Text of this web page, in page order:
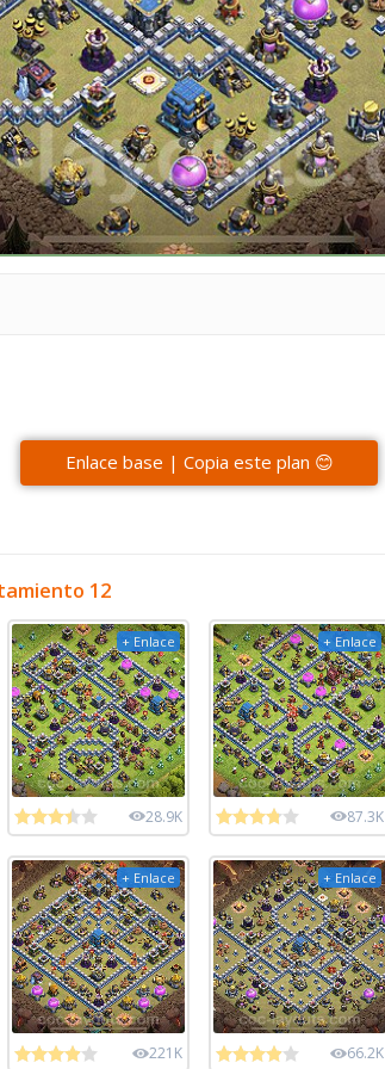
Enlace base | Copia este plan 😊
12
+ Enlace
28.9K
+ Enlace
87.3K
+ Enlace
221K
+ Enlace
66.2K